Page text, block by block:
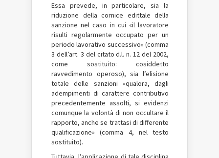
Essa prevede, in particolare, sia la
riduzione della cornice edittale della
sanzione nel caso in cui «il lavoratore
risulti regolarmente occupato per un
periodo lavorativo successivo» (comma
3 dell’art. 3 del citato d.l. n. 12 del 2002,
come sostituito: cosiddetto
ravvedimento operoso), sia l’elisione
totale delle sanzioni «qualora, dagli
adempimenti di carattere contributivo
precedentemente assolti, si evidenzi
comunque la volontà di non occultare il
rapporto, anche se trattasi di differente
qualificazione» (comma 4, nel testo
sostituito).